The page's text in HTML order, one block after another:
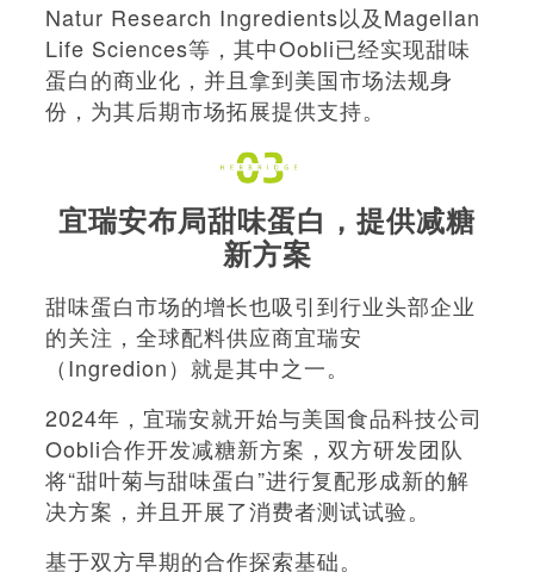
Natur Research Ingredients以及Magellan
Life Sciences等，其中Oobli已经实现甜味
蛋白的商业化，并且拿到美国市场法规身
份，为其后期市场拓展提供支持。
宜瑞安布局甜味蛋白，提供减糖
新方案
甜味蛋白市场的增长也吸引到行业头部企业
的关注，全球配料供应商宜瑞安
（Ingredion）就是其中之一。
2024年，宜瑞安就开始与美国食品科技公司
Oobli合作开发减糖新方案，双方研发团队
将“甜叶菊与甜味蛋白”进行复配形成新的解
决方案，并且开展了消费者测试试验。
基于双方早期的合作探索基础。